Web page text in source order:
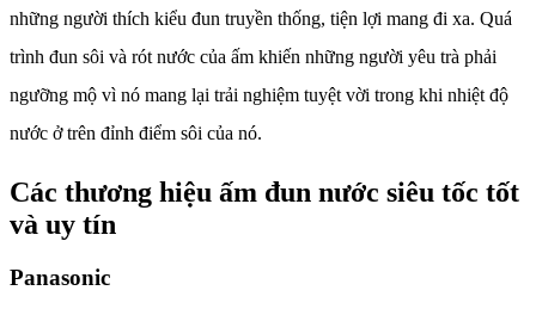
những người thích kiểu đun truyền thống, tiện lợi mang đi xa. Quá
trình đun sôi và rót nước của ấm khiến những người yêu trà phải
ngưỡng mộ vì nó mang lại trải nghiệm tuyệt vời trong khi nhiệt độ
nước ở trên đỉnh điểm sôi của nó.
Các thương hiệu ấm đun nước siêu tốc tốt
và uy tín
Panasonic